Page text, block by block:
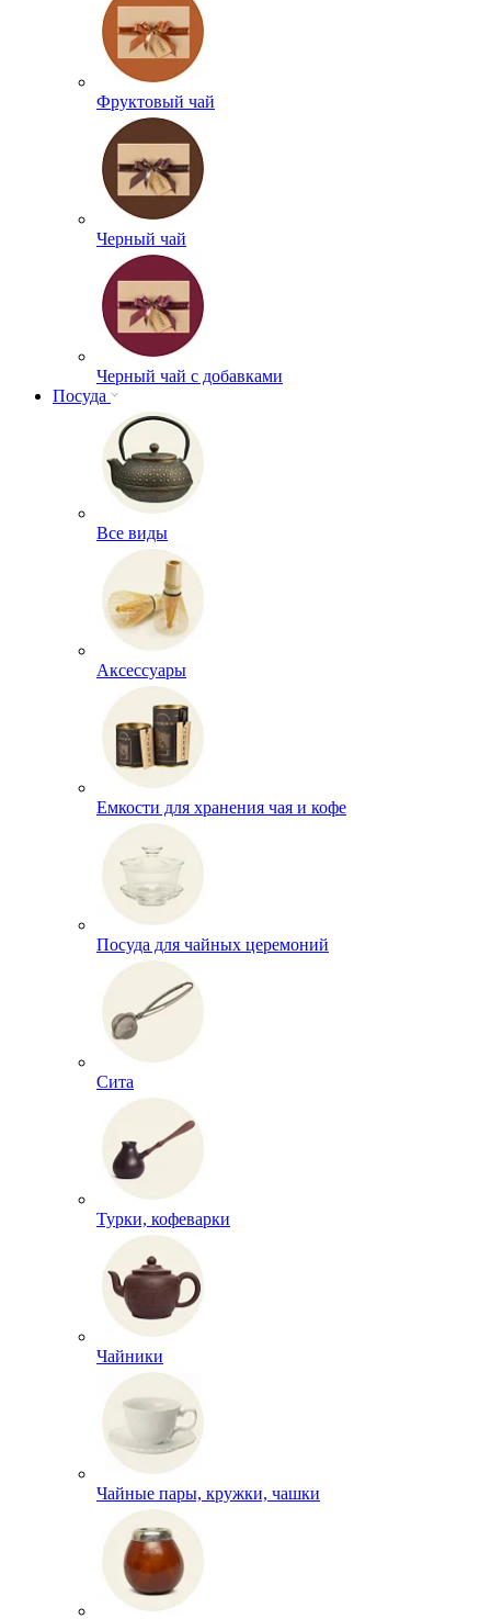
Фруктовый чай
Черный чай
Черный чай с добавками
Посуда
Все виды
Аксессуары
Емкости для хранения чая и кофе
Посуда для чайных церемоний
Сита
Турки, кофеварки
Чайники
Чайные пары, кружки, чашки